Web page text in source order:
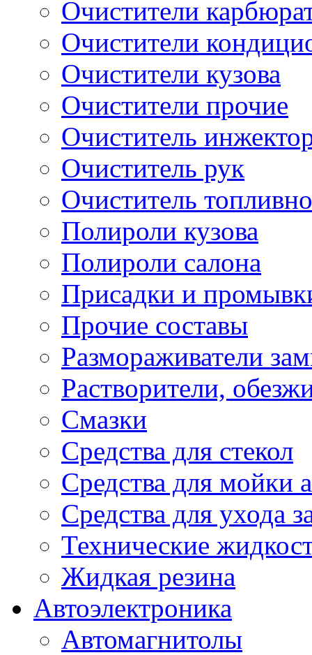
Очистители
Очистители
Очистители кузова
Очистители прочие
Очиститель
Очиститель рук
Очиститель
Полироли кузова
Полироли салона
Присадки и
Прочие составы
Размораживатели
Растворители,
Смазки
Средства для стекол
Средства для мойки
Средства для ухода
Технические
Жидкая резина
Автоэлектроника
Автомагнитолы